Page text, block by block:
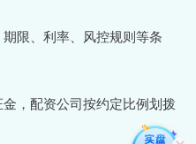
限、利率、风控规则等条
，配资公司按约定比例划拨